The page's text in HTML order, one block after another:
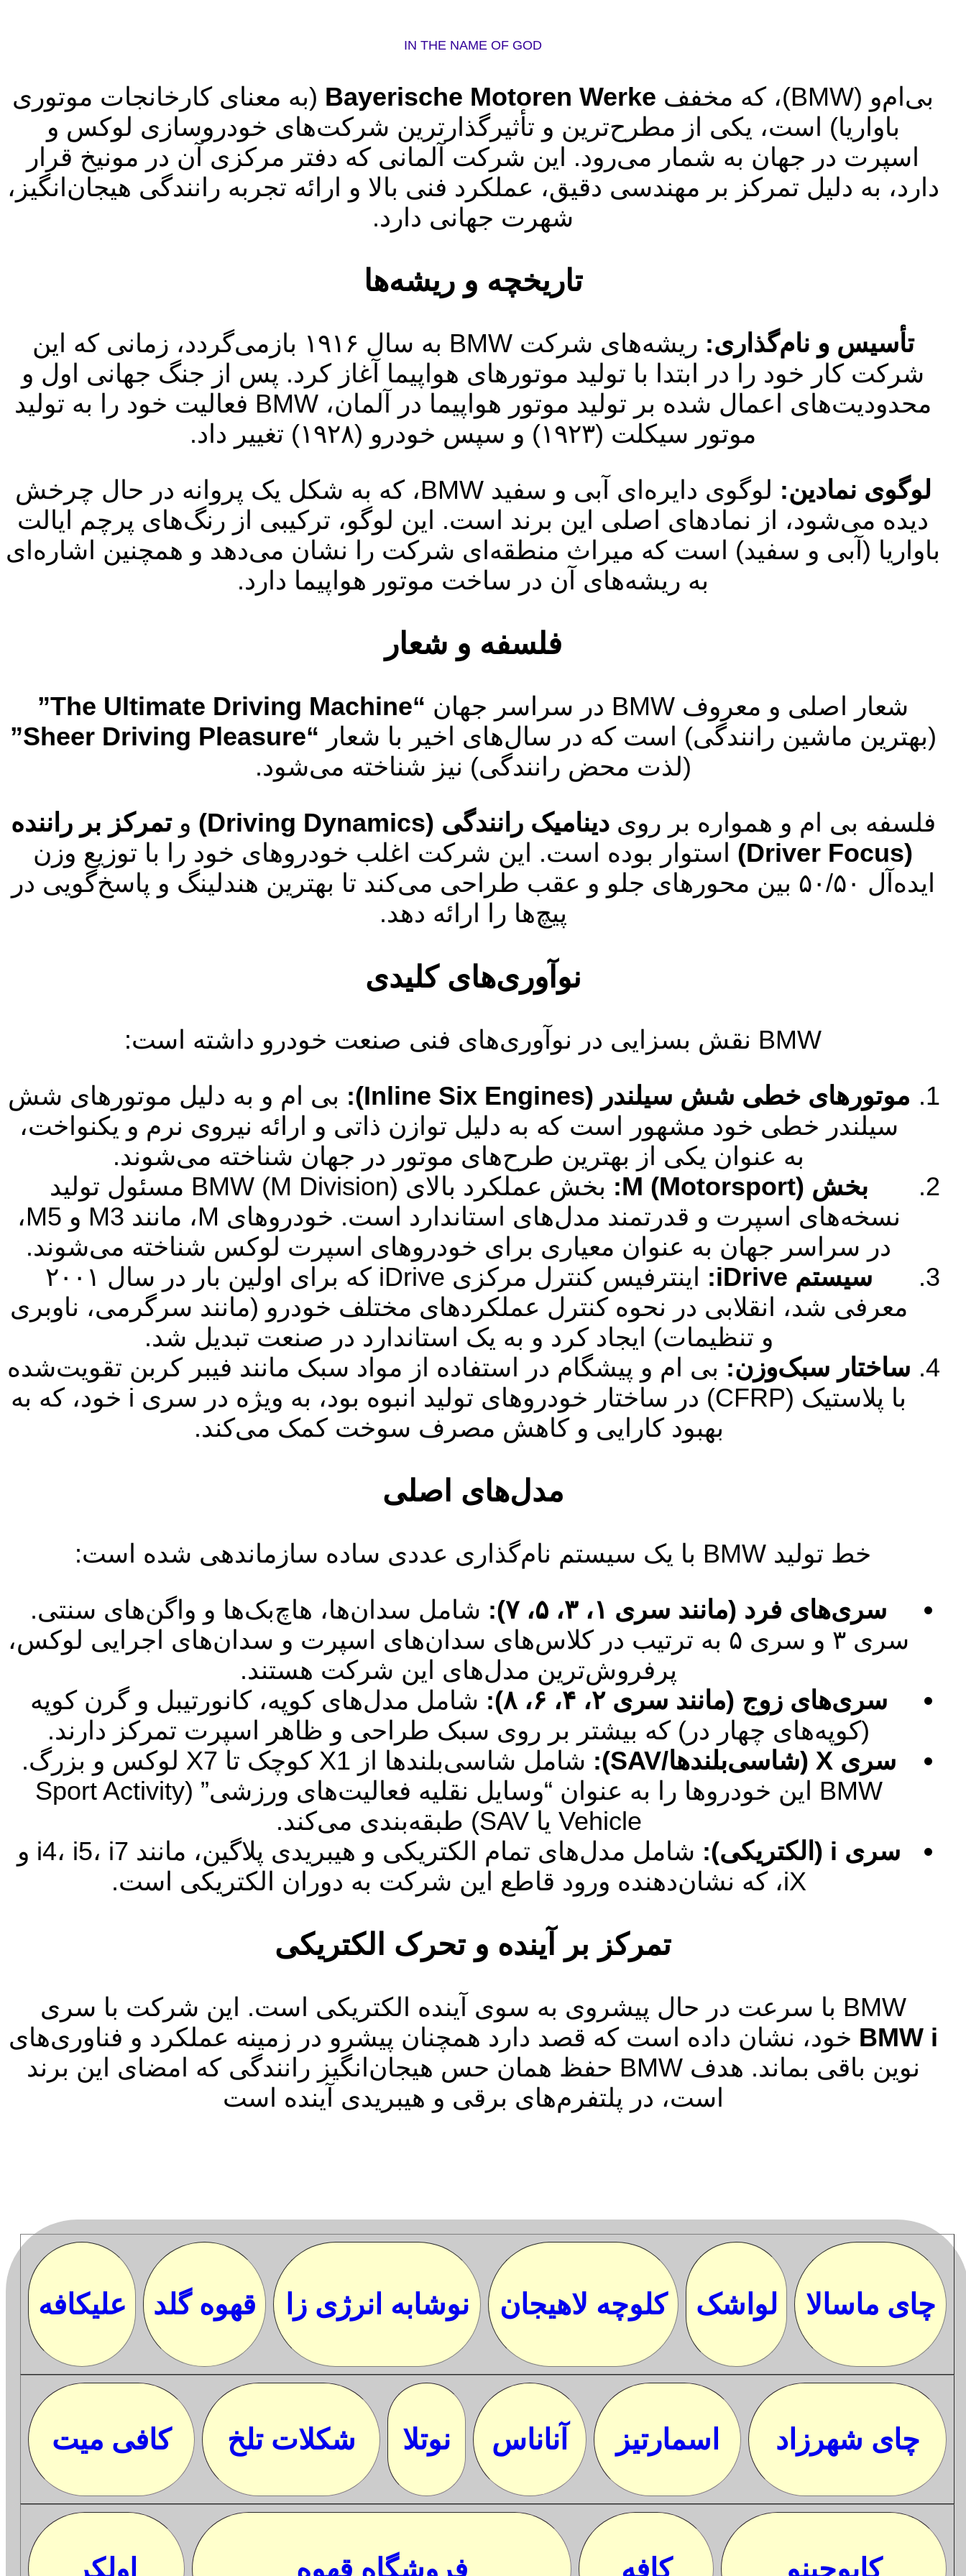
IN THE NAME OF GOD
بی‌ام‌و (BMW)، که مخفف Bayerische Motoren Werke (به معنای کارخانجات موتوری
باواریا) است، یکی از مطرح‌ترین و تأثیرگذارترین شرکت‌های خودروسازی لوکس و
اسپرت در جهان به شمار می‌رود. این شرکت آلمانی که دفتر مرکزی آن در مونیخ قرار
دارد، به دلیل تمرکز بر مهندسی دقیق، عملکرد فنی بالا و ارائه تجربه رانندگی هیجان‌انگیز،
شهرت جهانی دارد.
تاریخچه و ریشه‌ها
تأسیس و نام‌گذاری:
ریشه‌های شرکت BMW به سال ۱۹۱۶ بازمی‌گردد، زمانی که این
شرکت کار خود را در ابتدا با تولید موتورهای هواپیما آغاز کرد. پس از جنگ جهانی اول و
محدودیت‌های اعمال شده بر تولید موتور هواپیما در آلمان، BMW فعالیت خود را به تولید
موتور سیکلت (۱۹۲۳) و سپس خودرو (۱۹۲۸) تغییر داد.
لوگوی نمادین:
لوگوی دایره‌ای آبی و سفید BMW، که به شکل یک پروانه در حال چرخش
دیده می‌شود، از نمادهای اصلی این برند است. این لوگو، ترکیبی از رنگ‌های پرچم ایالت
باواریا (آبی و سفید) است که میراث منطقه‌ای شرکت را نشان می‌دهد و همچنین اشاره‌ای
به ریشه‌های آن در ساخت موتور هواپیما دارد.
فلسفه و شعار
شعار اصلی و معروف BMW در سراسر جهان
“The Ultimate Driving Machine”
(بهترین ماشین رانندگی) است که در سال‌های اخیر با شعار “Sheer Driving Pleasure”
(لذت محض رانندگی) نیز شناخته می‌شود.
فلسفه بی ام و همواره بر رویدینامیک رانندگی (Driving Dynamics) وتمرکز بر راننده
(Driver Focus)
استوار بوده است. این شرکت اغلب خودروهای خود را با توزیع وزن
ایده‌آل ۵۰/۵۰ بین محورهای جلو و عقب طراحی می‌کند تا بهترین هندلینگ و پاسخ‌گویی در
پیچ‌ها را ارائه دهد.
نوآوری‌های کلیدی
BMW نقش بسزایی در نوآوری‌های فنی صنعت خودرو داشته است:
موتورهای خطی شش سیلندر (Inline Six Engines):
بی ام و به دلیل موتورهای شش
سیلندر خطی خود مشهور است که به دلیل توازن ذاتی و ارائه نیروی نرم و یکنواخت،
به عنوان یکی از بهترین طرح‌های موتور در جهان شناخته می‌شوند.
بخش M (Motorsport):
بخش عملکرد بالای BMW (M Division) مسئول تولید
نسخه‌های اسپرت و قدرتمند مدل‌های استاندارد است. خودروهای M، مانند M3 و M5،
در سراسر جهان به عنوان معیاری برای خودروهای اسپرت لوکس شناخته می‌شوند.
سیستم iDrive:
اینترفیس کنترل مرکزی iDrive که برای اولین بار در سال ۲۰۰۱
معرفی شد، انقلابی در نحوه کنترل عملکردهای مختلف خودرو (مانند سرگرمی، ناوبری
و تنظیمات) ایجاد کرد و به یک استاندارد در صنعت تبدیل شد.
ساختار سبک‌وزن: بی ام و پیشگام در استفاده از مواد سبک مانند فیبر کربن تقویت‌شده
با پلاستیک (CFRP) در ساختار خودروهای تولید انبوه بود، به ویژه در سری i خود، که به
بهبود کارایی و کاهش مصرف سوخت کمک می‌کند.
مدل‌های اصلی
خط تولید BMW با یک سیستم نام‌گذاری عددی ساده سازماندهی شده است:
سری‌های فرد (مانند سری ۱، ۳، ۵، ۷):
شامل سدان‌ها، هاچ‌بک‌ها و واگن‌های سنتی.
سری ۳ و سری ۵ به ترتیب در کلاس‌های سدان‌های اسپرت و سدان‌های اجرایی لوکس،
پرفروش‌ترین مدل‌های این شرکت هستند.
سری‌های زوج (مانند سری ۲، ۴، ۶، ۸):
شامل مدل‌های کوپه، کانورتیبل و گرن کوپه
(کوپه‌های چهار در) که بیشتر بر روی سبک طراحی و ظاهر اسپرت تمرکز دارند.
سری X (شاسی‌بلندها/SAV):
شامل شاسی‌بلندها از X1 کوچک تا X7 لوکس و بزرگ.
BMW این خودروها را به عنوان “وسایل نقلیه فعالیت‌های ورزشی” (Sport Activity
Vehicle یا SAV) طبقه‌بندی می‌کند.
سری i (الکتریکی):
شامل مدل‌های تمام الکتریکی و هیبریدی پلاگین، مانند i4، i5، i7 و
iX، که نشان‌دهنده ورود قاطع این شرکت به دوران الکتریکی است.
تمرکز بر آینده و تحرک الکتریکی
BMW با سرعت در حال پیشروی به سوی آینده الکتریکی است. این شرکت با سری
BMW i خود، نشان داده است که قصد دارد همچنان پیشرو در زمینه عملکرد و فناوری‌های
نوین باقی بماند. هدف BMW حفظ همان حس هیجان‌انگیز رانندگی که امضای این برند
است، در پلتفرم‌های برقی و هیبریدی آینده است
علیکافه قهوه گلد نوشابه انرژی زا کلوچه لاهیجان لواشک چای ماسالا
کافی میت شکلات تلخ نوتلا آناناس اسمارتیز چای شهرزاد
اولکر فروشگاه قهوه کافه کاپوچینو